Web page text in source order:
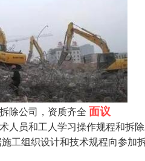
除公司，资质齐全 面议
人员和工人学习操作规程和拆
工组织设计和技术规程向参